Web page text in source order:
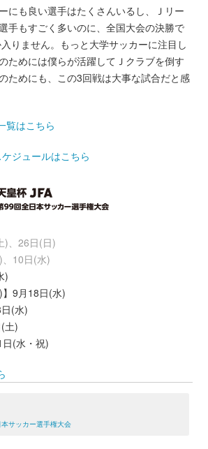
にも良い選手はたくさんいるし、Ｊリー
手もすごく多いのに、全国大会の決勝で
りません。もっと大学サッカーに注目し
ためには僕らが活躍してＪクラブを倒す
ためにも、この3回戦は大事な試合だと感
覧はこちら
ジュールはこちら
)、26日(日)
、10日(水)
)
】9月18日(水)
(水)
土)
日(水・祝)
サッカー選手権大会